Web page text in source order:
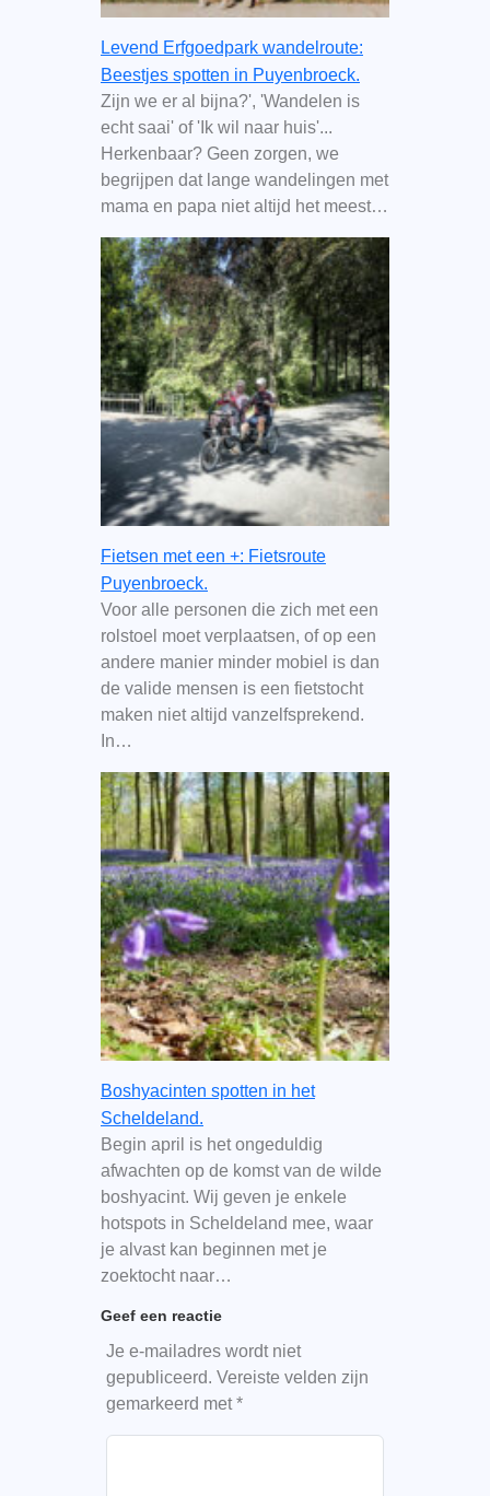
Levend Erfgoedpark wandelroute:
Beestjes spotten in Puyenbroeck.
Zijn we er al bijna?', 'Wandelen is
echt saai' of 'Ik wil naar huis'...
Herkenbaar? Geen zorgen, we
begrijpen dat lange wandelingen met
mama en papa niet altijd het meest…
Fietsen met een +: Fietsroute
Puyenbroeck.
Voor alle personen die zich met een
rolstoel moet verplaatsen, of op een
andere manier minder mobiel is dan
de valide mensen is een fietstocht
maken niet altijd vanzelfsprekend.
In…
Boshyacinten spotten in het
Scheldeland.
Begin april is het ongeduldig
afwachten op de komst van de wilde
boshyacint. Wij geven je enkele
hotspots in Scheldeland mee, waar
je alvast kan beginnen met je
zoektocht naar…
Geef een reactie
Je e-mailadres wordt niet
gepubliceerd. Vereiste velden zijn
gemarkeerd met*